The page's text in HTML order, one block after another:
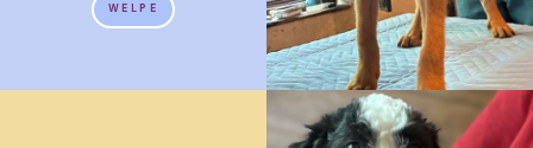
WELPE